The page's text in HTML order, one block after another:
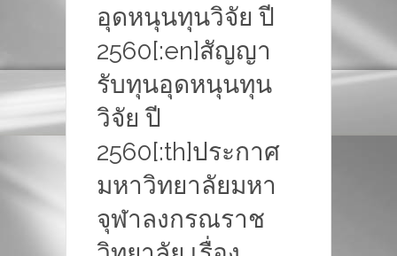
อุดหนุนทุนวิจัย ปี
2560[:en]สัญญา
รับทุนอุดหนุนทุน
วิจัย ปี
2560[:th]ประกาศ
มหาวิทยาลัยมหา
จุฬาลงกรณราช